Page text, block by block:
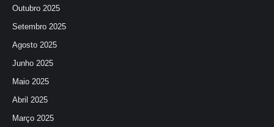
Outubro 2025
Setembro 2025
Agosto 2025
Junho 2025
Maio 2025
Abril 2025
Março 2025